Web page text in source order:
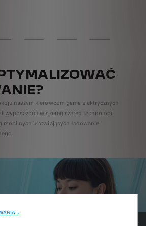
naszym kierowcom gama elektrycznych
wyposażona w szereg szereg technologii
mobilnych ułatwiających ładowanie
→